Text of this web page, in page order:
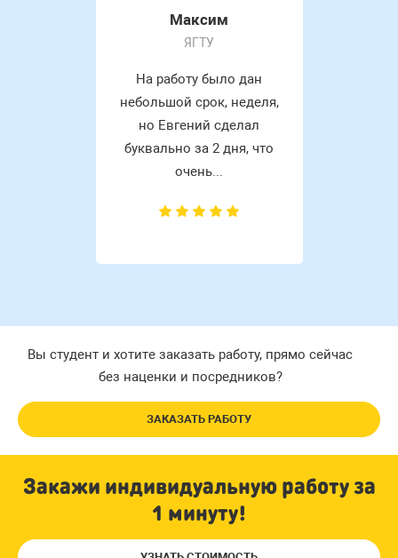
Максим
ЯГТУ
На работу было дан
небольшой срок, неделя,
но Евгений сделал
буквально за 2 дня, что
очень...
Вы студент и хотите заказать работу, прямо сейчас
без наценки и посредников?
ЗАКАЗАТЬ РАБОТУ
Закажи индивидуальную работу за
1 минуту!